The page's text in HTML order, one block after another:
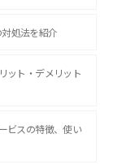
処法を紹介
ット・デメリット
ビスの特徴、使い